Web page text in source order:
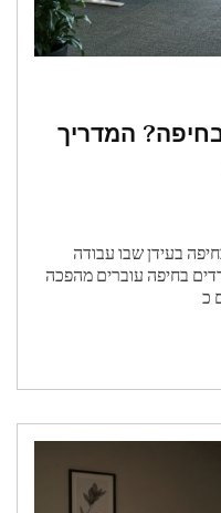
המדריך
שבו עבודה
עוברים מהפכה